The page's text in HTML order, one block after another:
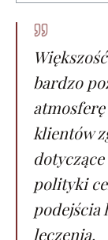
bardzo
klientów
polityki
podejścia
leczenia.